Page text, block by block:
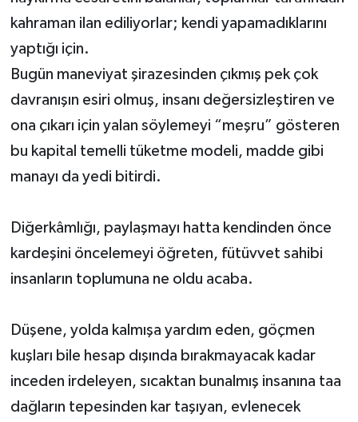
kahraman ilan ediliyorlar; kendi yapamadıklarını
yaptığı için.
Bugün maneviyat şirazesinden çıkmış pek çok
davranışın esiri olmuş, insanı değersizleştiren ve
ona çıkarı için yalan söylemeyi “meşru” gösteren
bu kapital temelli tüketme modeli, madde gibi
manayı da yedi bitirdi.
Diğerkâmlığı, paylaşmayı hatta kendinden önce
kardeşini öncelemeyi öğreten, fütüvvet sahibi
insanların toplumuna ne oldu acaba.
Düşene, yolda kalmışa yardım eden, göçmen
kuşları bile hesap dışında bırakmayacak kadar
inceden irdeleyen, sıcaktan bunalmış insanına taa
dağların tepesinden kar taşıyan, evlenecek